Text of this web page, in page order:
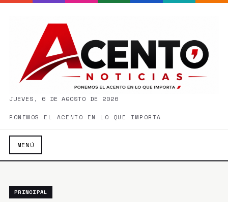
JUEVES, 6 DE AGOSTO DE 2026
PONEMOS EL ACENTO EN LO QUE IMPORTA
MENÚ
PRINCIPAL